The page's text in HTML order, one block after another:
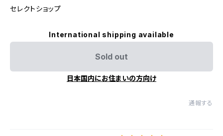
セレクトショップ
International shipping available
Sold out
日本国内にお住まいの方向け
通報する